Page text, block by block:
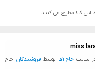
این کالا مطرح می کنید.
حاج آقا توسط فروشندگان حاج